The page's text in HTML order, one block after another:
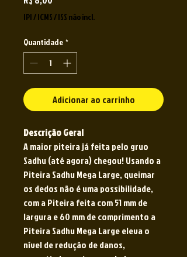
IPI / ICMS / ISS não incl.
Quantidade *
Adicionar ao carrinho
Descrição Geral
A maior piteira já feita pelo gruo
Sadhu (até agora) chegou! Usando a
Piteira Sadhu Mega Large, queimar
os dedos não é uma possibilidade,
com a Piteira feita com 51 mm de
largura e 60 mm de comprimento a
Piteira Sadhu Mega Large eleva o
nível de redução de danos,